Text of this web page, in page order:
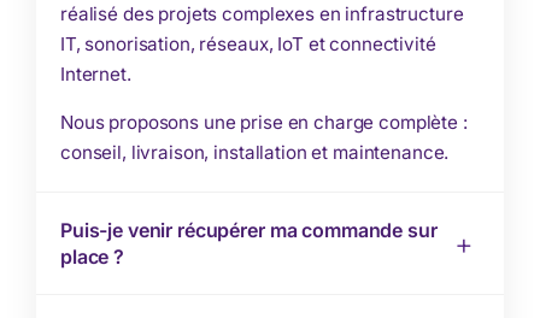
réalisé des projets complexes en infrastructure
IT, sonorisation, réseaux, IoT et connectivité
Internet.
Nous proposons une prise en charge complète :
conseil, livraison, installation et maintenance.
Puis-je venir récupérer ma commande sur
place ?